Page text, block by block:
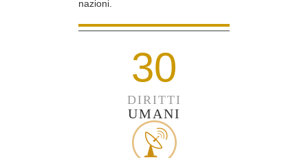
nazioni.
30
DIRITTI
UMANI